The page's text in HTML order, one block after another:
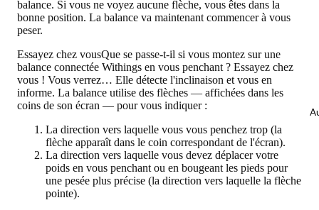
balance. Si vous ne voyez aucune flèche, vous êtes dans la
bonne position. La balance va maintenant commencer à vous
peser.
Essayez chez vousQue se passe-t-il si vous montez sur une
balance connectée Withings en vous penchant ? Essayez chez
vous ! Vous verrez… Elle détecte l'inclinaison et vous en
informe. La balance utilise des flèches — affichées dans les
coins de son écran — pour vous indiquer :
La direction vers laquelle vous vous penchez trop (la
flèche apparaît dans le coin correspondant de l'écran).
La direction vers laquelle vous devez déplacer votre
poids en vous penchant ou en bougeant les pieds pour
une pesée plus précise (la direction vers laquelle la flèche
pointe).